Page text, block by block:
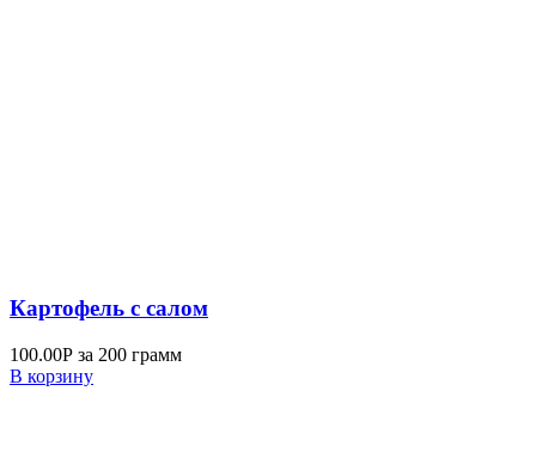
Картофель с салом
100.00Р за 200 грамм
В корзину